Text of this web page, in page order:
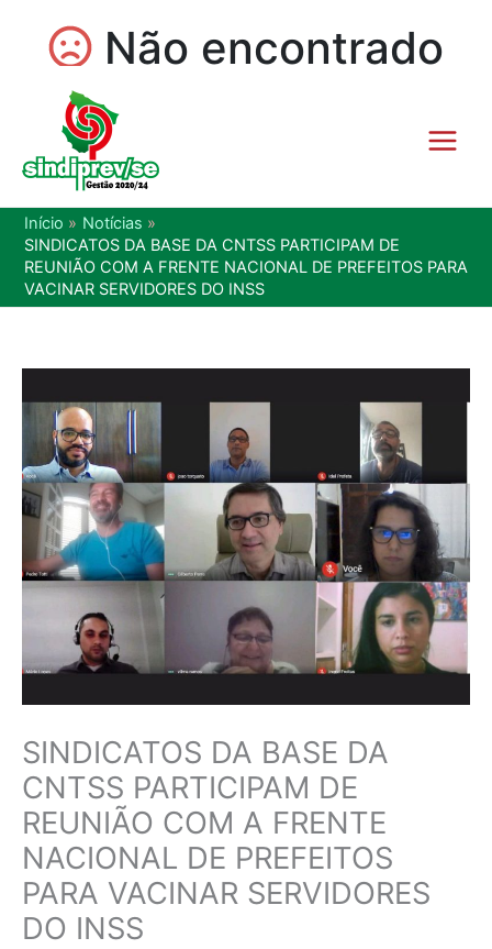
Início
Notícias
SINDICATOS DA BASE DA CNTSS PARTICIPAM DE
REUNIÃO COM A FRENTE NACIONAL DE PREFEITOS PARA
VACINAR SERVIDORES DO INSS
SINDICATOS DA BASE DA
CNTSS PARTICIPAM DE
REUNIÃO COM A FRENTE
NACIONAL DE PREFEITOS
PARA VACINAR SERVIDORES
DO INSS